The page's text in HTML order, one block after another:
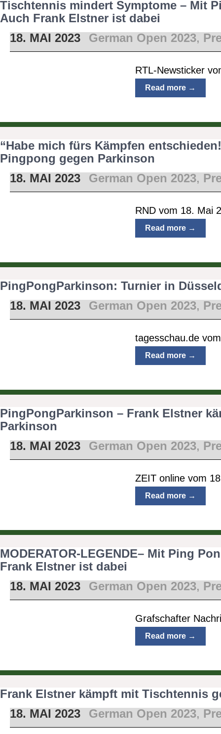
Tischtennis mindert Symptome – Mit
Auch Frank Elstner ist dabei
18. MAI 2023
German Open 2023,
RTL-Newsticker
Read more →
“Habe mich fürs Kämpfen
Pingpong gegen Parkinson
18. MAI 2023
German Open 2023,
RND vom 18. Mai
Read more →
PingPongParkinson: Turnier in
18. MAI 2023
German Open 2023,
tagesschau.de
Read more →
PingPongParkinson – Frank Elstner
Parkinson
18. MAI 2023
German Open 2023,
ZEIT online vom
Read more →
MODERATOR-LEGENDE– Mit Ping
Frank Elstner ist dabei
18. MAI 2023
German Open 2023,
Grafschafter
Read more →
Frank Elstner kämpft mit Tischtennis
18. MAI 2023
German Open 2023,